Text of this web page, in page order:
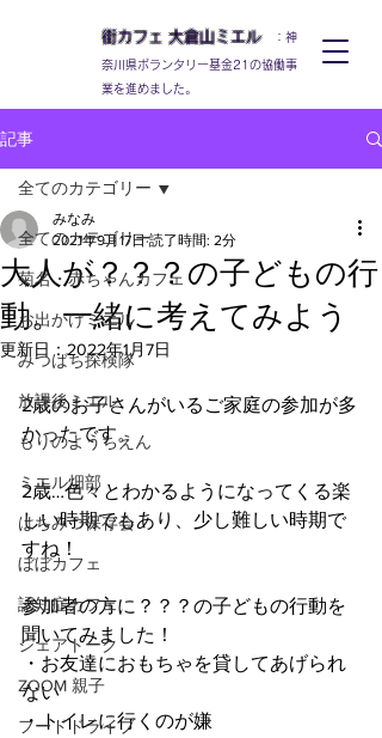
街カフェ 大倉山ミエル：神
奈川県ボランタリー基金21の協働事
業を進めました。
記事
全てのカテゴリー
菊名・赤ちゃんカフェ
お出かけミエル
みつばち探検隊
放課後ミエル
もりのようちえん
ミエル畑部
はちみつ保存会
ぼぼカフェ
認知症カフェ
シェアトーク
ZOOM 親子
フードドライブ
全てのカテゴリー
大人が？？？の子どもの行
動。一緒に考えてみよう
みなみ
2021年9月17日 読了時間: 2分
更新日：2022年1月7日
2歳のお子さんがいるご家庭の参加が多
かったです。
2歳…色々とわかるようになってくる楽
しい時期でもあり、少し難しい時期で
すね！
参加者の方に？？？の子どもの行動を
聞いてみました！
・お友達におもちゃを貸してあげられ
ない
・トイレに行くのが嫌